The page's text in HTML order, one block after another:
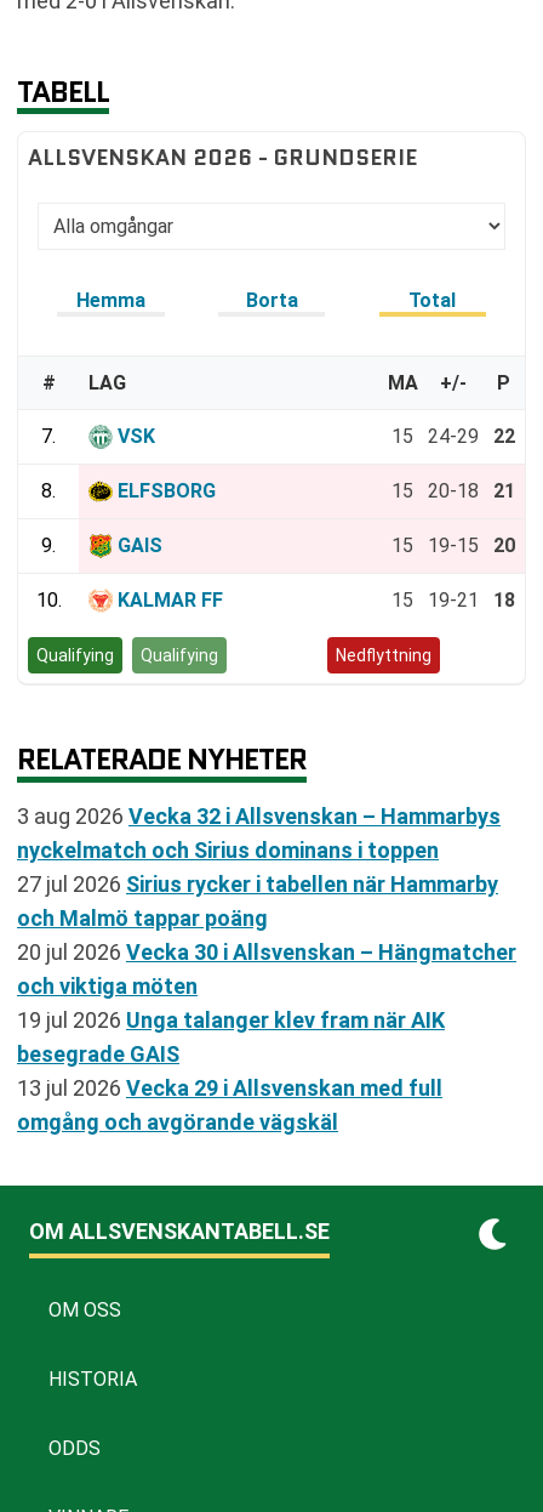
TABELL
ALLSVENSKAN 2026 - GRUNDSERIE
Hemma Borta Total
# LAG MA +/- P
7. VSK 15 24-29 22
8. ELFSBORG 15 20-18 21
9. GAIS 15 19-15 20
10. KALMAR FF 15 19-21 18
Qualifying Qualifying Nedflyttning
RELATERADE NYHETER
3 aug 2026 Vecka 32 i Allsvenskan – Hammarbys
nyckelmatch och Sirius dominans i toppen
27 jul 2026 Sirius rycker i tabellen när Hammarby
och Malmö tappar poäng
20 jul 2026 Vecka 30 i Allsvenskan – Hängmatcher
och viktiga möten
19 jul 2026 Unga talanger klev fram när AIK
besegrade GAIS
13 jul 2026 Vecka 29 i Allsvenskan med full
omgång och avgörande vägskäl
OM ALLSVENSKANTABELL.SE
OM OSS
HISTORIA
ODDS